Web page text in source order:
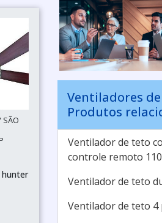
SÃO
Ventiladores
Produtos
Ventilador de teto
controle remoto
Ventilador de teto
Ventilador de teto 4